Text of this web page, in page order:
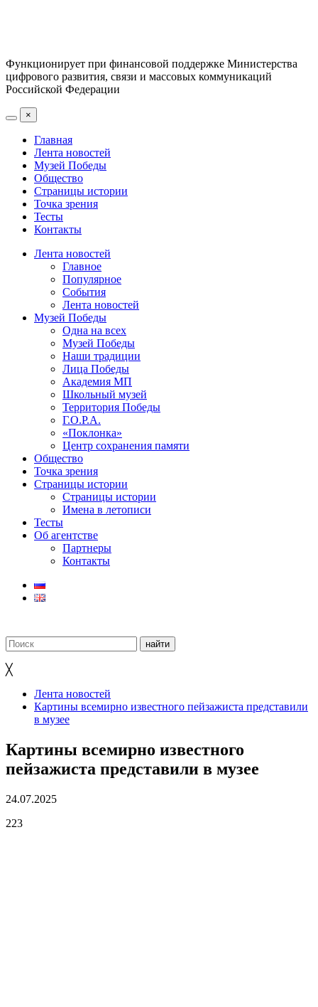
Функционирует при финансовой поддержке Министерства
цифрового развития, связи и массовых коммуникаций
Российской Федерации
×
Главная
Лента новостей
Музей Победы
Общество
Страницы истории
Точка зрения
Тесты
Контакты
Лента новостей
Главное
Популярное
События
Лента новостей
Музей Победы
Одна на всех
Музей Победы
Наши традиции
Лица Победы
Академия МП
Школьный музей
Территория Победы
Г.О.Р.А.
«Поклонка»
Центр сохранения памяти
Общество
Точка зрения
Страницы истории
Страницы истории
Имена в летописи
Тесты
Об агентстве
Партнеры
Контакты
╳
Лента новостей
Картины всемирно известного пейзажиста представили
в музее
Картины всемирно известного
пейзажиста представили в музее
24.07.2025
223